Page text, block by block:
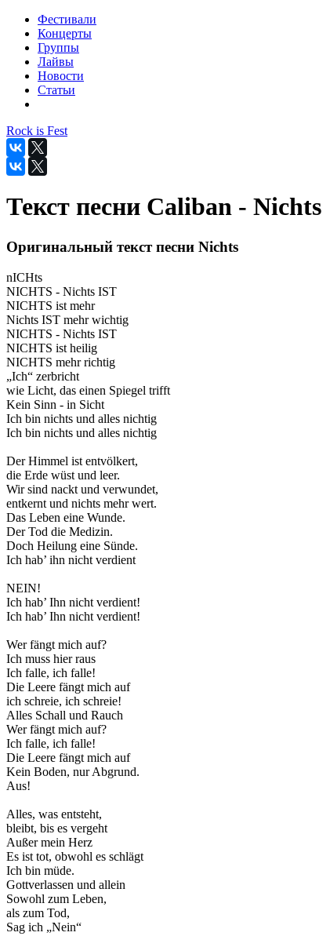
Фестивали
Концерты
Группы
Лайвы
Новости
Статьи
Rock is Fest
Текст песни Caliban - Nichts
Оригинальный текст песни Nichts
nICHts
NICHTS - Nichts IST
NICHTS ist mehr
Nichts IST mehr wichtig
NICHTS - Nichts IST
NICHTS ist heilig
NICHTS mehr richtig
„Ich“ zerbricht
wie Licht, das einen Spiegel trifft
Kein Sinn - in Sicht
Ich bin nichts und alles nichtig
Ich bin nichts und alles nichtig
Der Himmel ist entvölkert,
die Erde wüst und leer.
Wir sind nackt und verwundet,
entkernt und nichts mehr wert.
Das Leben eine Wunde.
Der Tod die Medizin.
Doch Heilung eine Sünde.
Ich hab’ ihn nicht verdient
NEIN!
Ich hab’ Ihn nicht verdient!
Ich hab’ Ihn nicht verdient!
Wer fängt mich auf?
Ich muss hier raus
Ich falle, ich falle!
Die Leere fängt mich auf
ich schreie, ich schreie!
Alles Schall und Rauch
Wer fängt mich auf?
Ich falle, ich falle!
Die Leere fängt mich auf
Kein Boden, nur Abgrund.
Aus!
Alles, was entsteht,
bleibt, bis es vergeht
Außer mein Herz
Es ist tot, obwohl es schlägt
Ich bin müde.
Gottverlassen und allein
Sowohl zum Leben,
als zum Tod,
Sag ich „Nein“